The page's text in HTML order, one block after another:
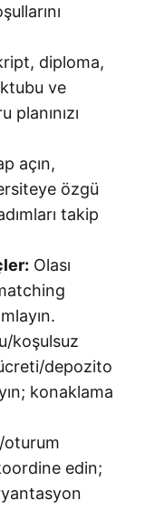
diploma,
ve
açın,
özgü
takip
Olası
koşulsuz
depozito
konaklama
oturum
edin;